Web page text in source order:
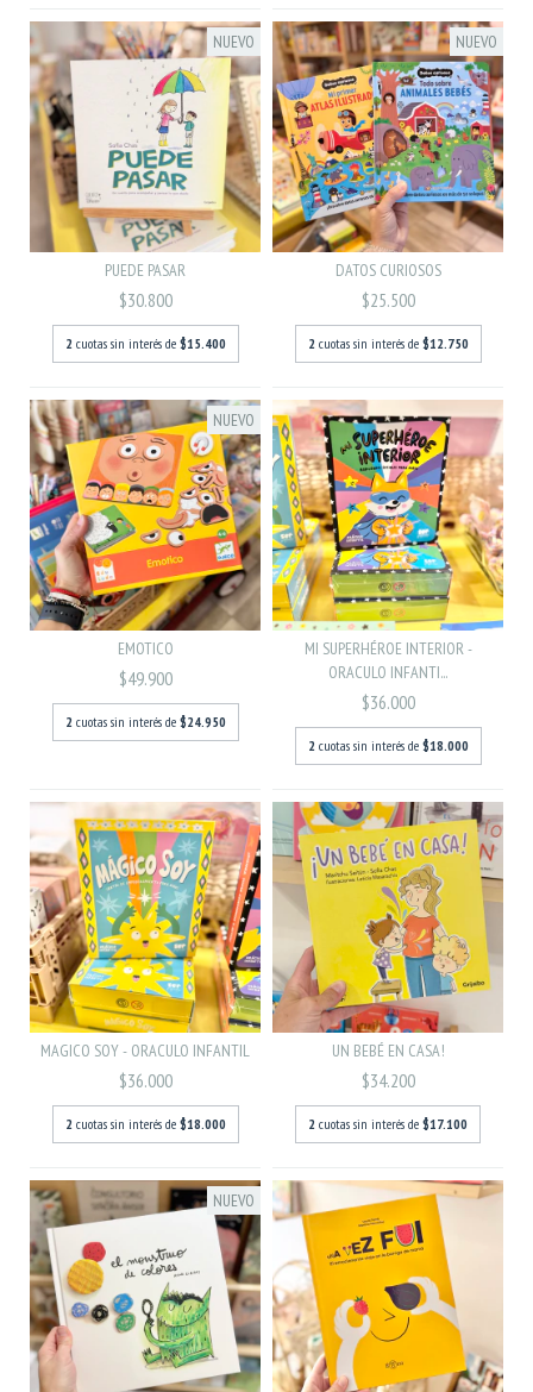
NUEVO
PUEDE PASAR
$30.800
2 cuotas sin interés de $15.400
NUEVO
DATOS CURIOSOS
$25.500
2 cuotas sin interés de $12.750
NUEVO
EMOTICO
$49.900
2 cuotas sin interés de $24.950
MI SUPERHÉROE INTERIOR -
ORACULO INFANTI...
$36.000
2 cuotas sin interés de $18.000
MAGICO SOY - ORACULO INFANTIL
$36.000
2 cuotas sin interés de $18.000
UN BEBÉ EN CASA!
$34.200
2 cuotas sin interés de $17.100
NUEVO